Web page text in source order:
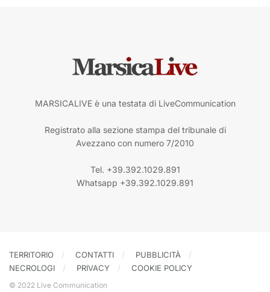
MARSICALIVE è una testata di LiveCommunication
Registrato alla sezione stampa del tribunale di
Avezzano con numero 7/2010
Tel. +39.392.1029.891
Whatsapp +39.392.1029.891
TERRITORIO CONTATTI
PUBBLICITÀ
NECROLOGI
PRIVACY COOKIE POLICY
© 2022 Live Communication